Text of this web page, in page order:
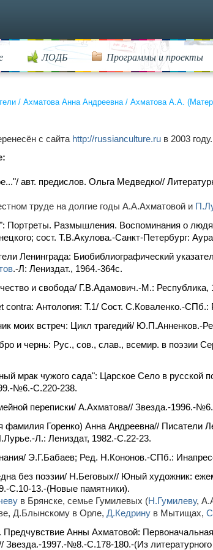
ЛОДБ Программы и проекты
/ Ахматова Анна Андреевна/ Ахматова А.А.
с сайта http://russianculture.ruв 2003 году.
авт. предислов. Ольга Медведко//
труде на долгие годы А.А.Ахматовой и
Портреты. Размышления. Воспоминания о
сост. Т.В.Акулова.-Санкт-Петербург:
Ленинграда: Биобиблиографический
.-Л: Лениздат., 1964.-364c.
и свобода/ Г.В.Адамович.-М.:
contra: Антология: Т.1/ Сост. С.Коваленко.-
моих встреч: Цикл трагедий/ Ю.П.Анненков.-
и чернь: Рус., сов., слав., всемир. в поэзии
мрак чужого сада": Царское Село в русской
№6.-C.220-238.
переписки/ А.Ахматова// Звезда.-1996.-
фамилия Горенко) Анна Андреевна// Писатели
Л.: Лениздат, 1982.-C.22-23.
Э.Г.Бабаев; Ред. Н.Кононов.-СПб.:
без поэзии/ Н.Беговых// Юный художник:
С.10-13.-(Новые памятники).
в Брянске, семье Гумилевых (Н.Гумилеву,
Д.Блынскому в Орле, Д.Кедрину в Мытищах,
Анны Ахматовой:
Звезда.-1997.-№8.-С.178-180.-(Из